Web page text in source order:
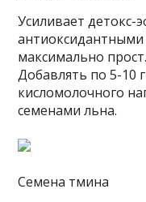
Усиливает детокс-
максимально
Добавлять по 5-10
кисломолочного
семенами льна.
Семена тмина